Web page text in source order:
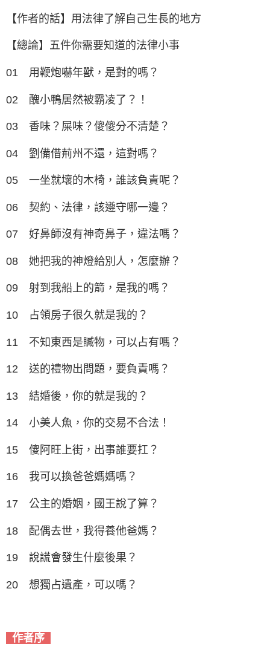
【作者的話】用法律了解自己生長的地方
【總論】五件你需要知道的法律小事
01 用鞭炮嚇年獸，是對的嗎？
02 醜小鴨居然被霸凌了？！
03 香味？屎味？傻傻分不清楚？
04 劉備借荊州不還，這對嗎？
05 一坐就壞的木椅，誰該負責呢？
06 契約、法律，該遵守哪一邊？
07 好鼻師沒有神奇鼻子，違法嗎？
08 她把我的神燈給別人，怎麼辦？
09 射到我船上的箭，是我的嗎？
10 占領房子很久就是我的？
11 不知東西是贓物，可以占有嗎？
12 送的禮物出問題，要負責嗎？
13 結婚後，你的就是我的？
14 小美人魚，你的交易不合法！
15 傻阿旺上街，出事誰要扛？
16 我可以換爸爸媽媽嗎？
17 公主的婚姻，國王說了算？
18 配偶去世，我得養他爸媽？
19 說謊會發生什麼後果？
20 想獨占遺產，可以嗎？
作者序